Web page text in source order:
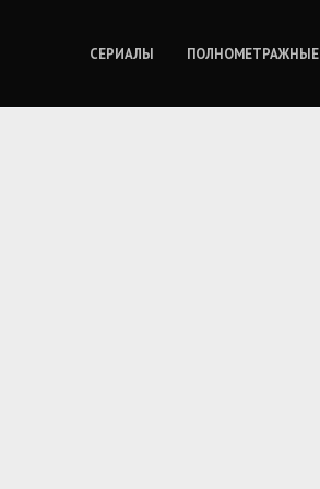
СЕРИАЛЫ ПОЛНОМЕТРАЖНЫЕ